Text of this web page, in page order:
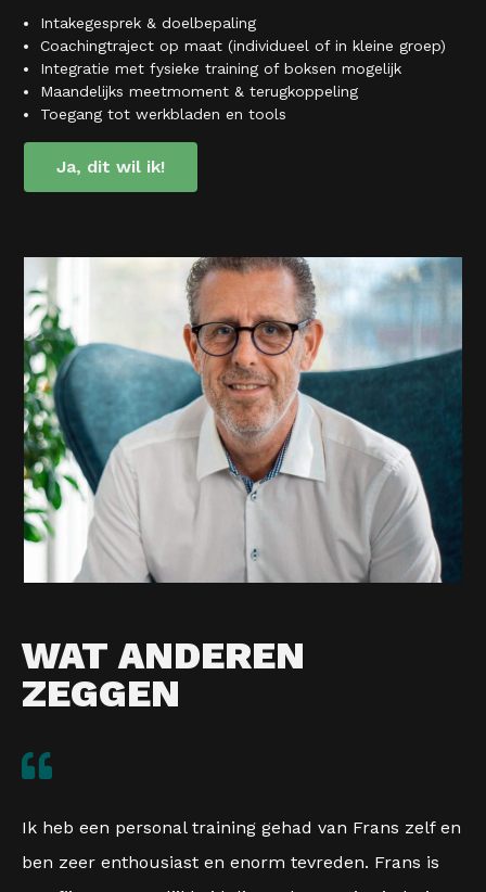
Intakegesprek & doelbepaling
Coachingtraject op maat (individueel of in kleine groep)
Integratie met fysieke training of boksen mogelijk
Maandelijks meetmoment & terugkoppeling
Toegang tot werkbladen en tools
Ja, dit wil ik!
WAT ANDEREN
ZEGGEN
Ik heb een personal training gehad van Frans zelf en
ben zeer enthousiast en enorm tevreden. Frans is